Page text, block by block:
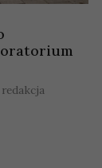
redakcja